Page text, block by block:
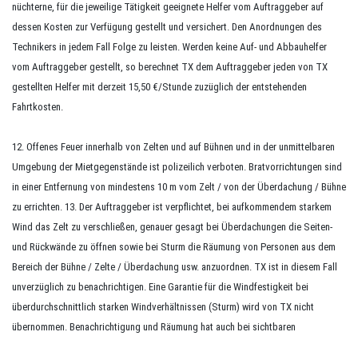
nüchterne, für die jeweilige Tätigkeit geeignete Helfer vom Auftraggeber auf
dessen Kosten zur Verfügung gestellt und versichert. Den Anordnungen des
Technikers in jedem Fall Folge zu leisten. Werden keine Auf- und Abbauhelfer
vom Auftraggeber gestellt, so berechnet TX dem Auftraggeber jeden von TX
gestellten Helfer mit derzeit 15,50 €/Stunde zuzüglich der entstehenden
Fahrtkosten.
12. Offenes Feuer innerhalb von Zelten und auf Bühnen und in der unmittelbaren
Umgebung der Mietgegenstände ist polizeilich verboten. Bratvorrichtungen sind
in einer Entfernung von mindestens 10 m vom Zelt / von der Überdachung / Bühne
zu errichten. 13. Der Auftraggeber ist verpflichtet, bei aufkommendem starkem
Wind das Zelt zu verschließen, genauer gesagt bei Überdachungen die Seiten-
und Rückwände zu öffnen sowie bei Sturm die Räumung von Personen aus dem
Bereich der Bühne / Zelte / Überdachung usw. anzuordnen. TX ist in diesem Fall
unverzüglich zu benachrichtigen. Eine Garantie für die Windfestigkeit bei
überdurchschnittlich starken Windverhältnissen (Sturm) wird von TX nicht
übernommen. Benachrichtigung und Räumung hat auch bei sichtbaren